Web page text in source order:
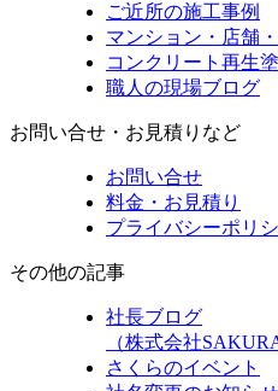
ご近所の施工事例
マンション・店舗
コンクリート再生
職人の現場ブログ
お問い合せ・お見積りなど
お問い合せ
料金・お見積り
プライバシーポリ
その他の記事
社長ブログ
（株式会社
さくらのイベント